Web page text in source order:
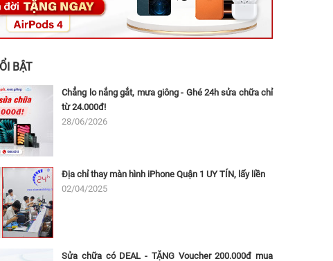
An Ninh, Dĩ An, Hồ Chí Minh (Bình Dương Cũ)
Tàu: 162A Ba Cu, Vũng Tàu, Hồ Chí Minh (TP. Vũng Tàu cũ)
BẬT
Chẳng lo nắng gắt, mưa giông - Ghé 24h sửa chữa chỉ
từ 24.000đ!
28/06/2026
Địa chỉ thay màn hình iPhone Quận 1 UY TÍN, lấy liền
02/04/2025
Sửa chữa có DEAL - TẶNG Voucher 200.000đ mua